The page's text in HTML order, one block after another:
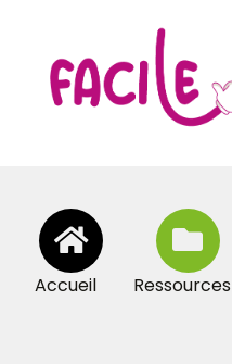
Accueil Ressources